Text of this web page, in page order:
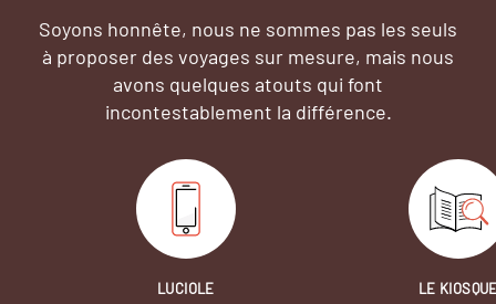
Soyons honnête, nous ne sommes pas les seuls
à proposer des voyages sur mesure, mais nous
avons quelques atouts qui font
incontestablement la différence.
LUCIOLE
LE